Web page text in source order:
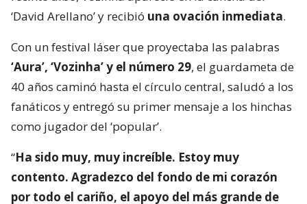
‘David Arellano’ y recibió una ovación inmediata.
Con un festival láser que proyectaba las palabras
‘Aura’, ‘Vozinha’ y el número 29, el guardameta de
40 años caminó hasta el círculo central, saludó a los
fanáticos y entregó su primer mensaje a los hinchas
como jugador del ‘popular’.
“Ha sido muy, muy increíble. Estoy muy
contento. Agradezco del fondo de mi corazón
por todo el cariño, el apoyo del más grande de